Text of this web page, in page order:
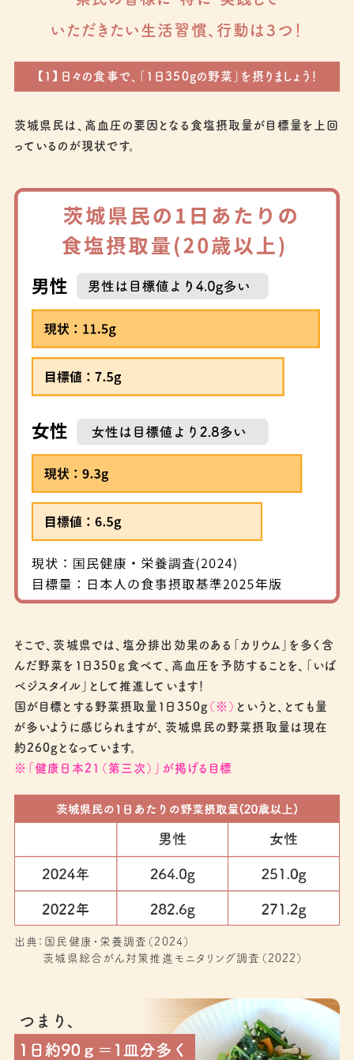
いただきたい生活習慣、行動は３つ！
【1】日々の食事で、「1日350gの野菜」を摂りましょう！
茨城県民は、高血圧の要因となる食塩摂取量が目標量を上回
っているのが現状です。
そこで、茨城県では、塩分排出効果のある「カリウム」を多く含
んだ野菜を１日350ｇ食べて、高血圧を予防することを、「いば
ベジスタイル」として推進しています！
国が目標とする野菜摂取量１日350g （※） というと、とても量
が多いように感じられますが、茨城県民の野菜摂取量は現在
約260gとなっています。
※「健康日本21（第三次）」が掲げる目標
出典：国民健康・栄養調査（2024）
茨城県総合がん対策推進モニタリング調査（2022）